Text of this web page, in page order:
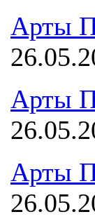
Арты
Арты
Арты